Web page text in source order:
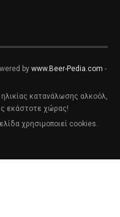
by www.Beer-Pedia.com -
κατανάλωσης αλκοόλ,
εκάστοτε χώρας!
χρησιμοποιεί cookies.